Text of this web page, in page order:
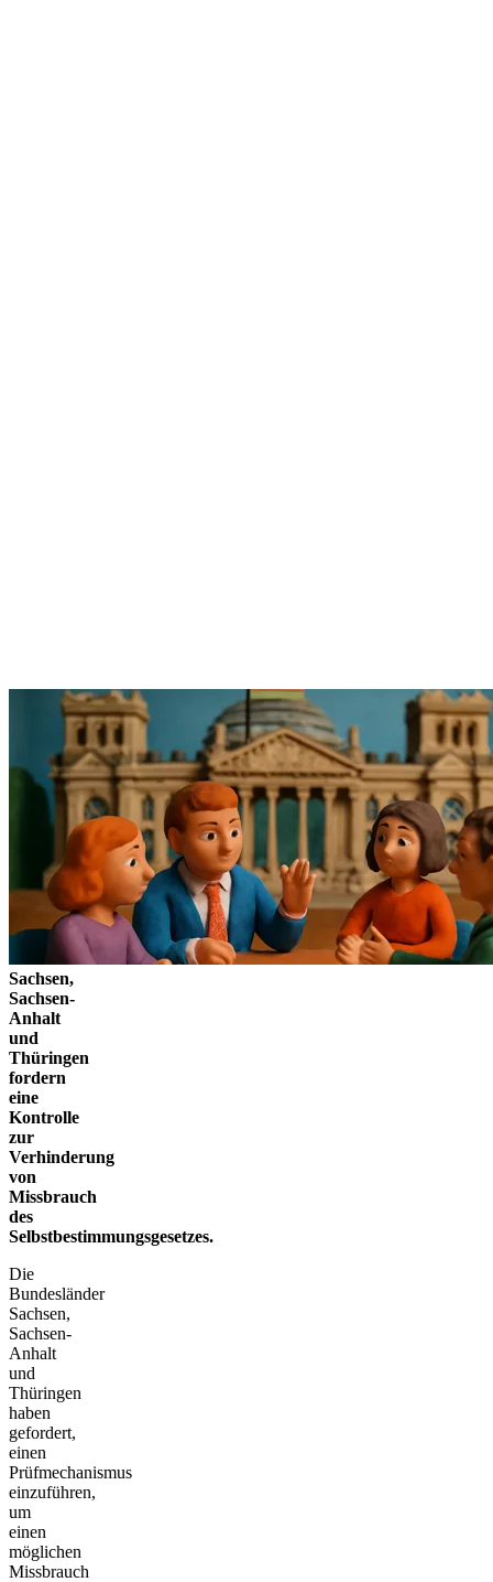
Sachsen,
Sachsen-
Anhalt
und
Thüringen
fordern
eine
Kontrolle
zur
Verhinderung
von
Missbrauch
des
Selbstbestimmungsgesetzes.
Die
Bundesländer
Sachsen,
Sachsen-
Anhalt
und
Thüringen
haben
gefordert,
einen
Prüfmechanismus
einzuführen,
um
einen
möglichen
Missbrauch